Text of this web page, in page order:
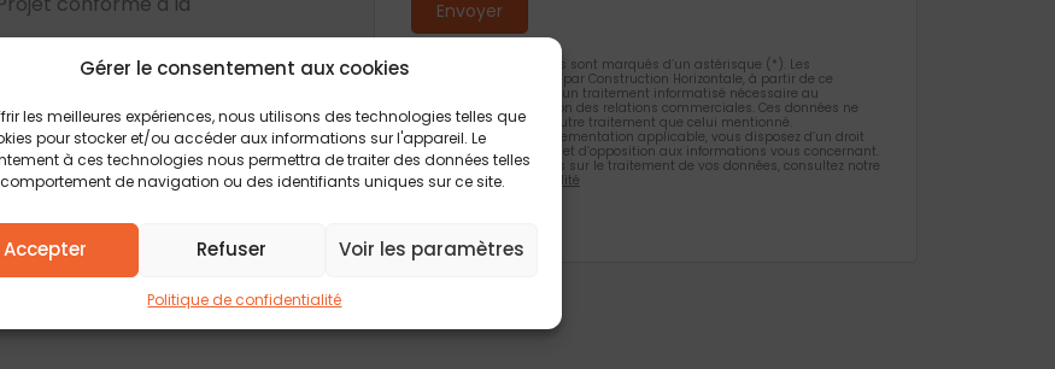
Gérer le consentement aux cookies
les meilleures expériences, nous utilisons des technologies telles que
pour stocker et/ou accéder aux informations sur l'appareil. Le
à ces technologies nous permettra de traiter des données telles
de navigation ou des identifiants uniques sur ce site.
Accepter Refuser Voir les paramètres
Politique de confidentialité
d’une maison
nos partenaires fonciers.
compris hors frais
Les champs obligatoires sont marqués d’un astérisque (*). Les
informations recueillies par Construction Horizontale, à partir de ce
formulaire, font l’objet d’un traitement informatisé nécessaire au
traitement et à la gestion des relations commerciales. Ces données ne
feront pas l’objet d’un autre traitement que celui mentionné.
Conformément à la règlementation applicable, vous disposez d’un droit
d’accès, de rectification et d’opposition aux informations vous concernant.
Pour plus d’informations sur le traitement de vos données, consultez notre
politique de confidentialité